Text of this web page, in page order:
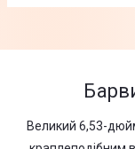
Великий 6,53-